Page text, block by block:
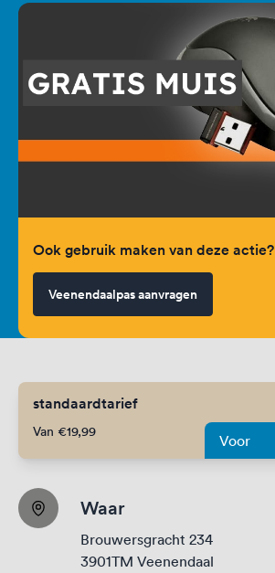
Ook gebruik maken van deze actie?
Veenendaalpas aanvragen
standaardtarief
Van €19,99 Voor
Waar
Brouwersgracht 234
3901TM Veenendaal